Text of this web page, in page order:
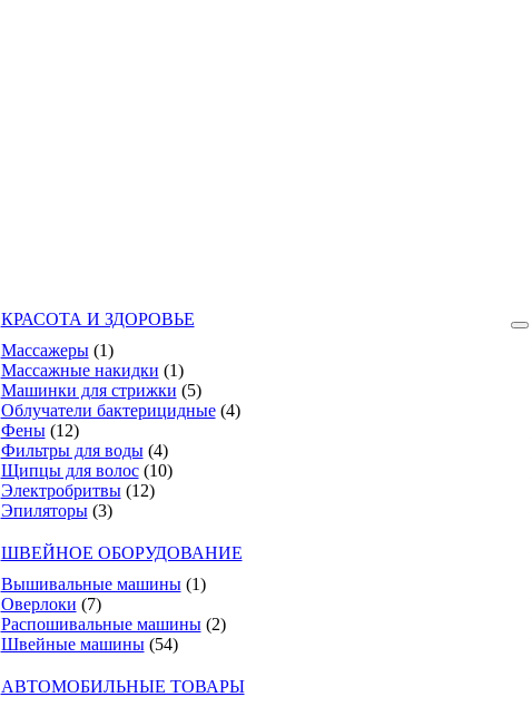
КРАСОТА И ЗДОРОВЬЕ
Массажеры (1)
Массажные накидки (1)
Машинки для стрижки (5)
Облучатели бактерицидные (4)
Фены (12)
Фильтры для воды (4)
Щипцы для волос (10)
Электробритвы (12)
Эпиляторы (3)
ШВЕЙНОЕ ОБОРУДОВАНИЕ
Вышивальные машины (1)
Оверлоки (7)
Распошивальные машины (2)
Швейные машины (54)
АВТОМОБИЛЬНЫЕ ТОВАРЫ